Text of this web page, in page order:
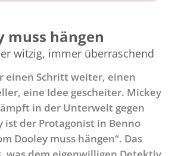
muss hängen
witzig, immer überraschend
einen Schritt weiter, einen
eine Idee gescheiter. Mickey
in der Unterwelt gegen
ist der Protagonist in Benno
Dooley muss hängen“. Das